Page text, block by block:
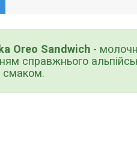
Oreo Sandwich -
справжнього
смаком.